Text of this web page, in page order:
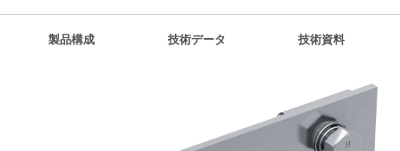
製品構成 技術データ 技術資料